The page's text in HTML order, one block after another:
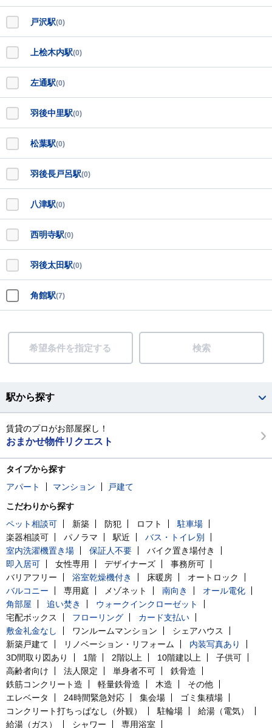
戸沢駅(0)
上桧木内駅(0)
左通駅(0)
羽後中里駅(0)
松葉駅(0)
羽後長戸呂駅(0)
八津駅(0)
西明寺駅(0)
羽後太田駅(0)
角館駅(7)
希望条件を指定する 検索
駅から探す
賃貸のプロがお部屋探し！
おまかせ物件リクエスト
タイプから探す
アパート
マンション
戸建て
こだわりから探す
ペット相談可
新築 防犯 ロフト
駐車場
楽器相談可
パノラマ 駅近
バス・トイレ別
室内洗濯機置き場
保証人不要
バイク置き場付き
即入居可
女性専用 デザイナーズ
事務所可
バリアフリー
浴室乾燥機付き 床暖房
オートロック
バルコニー
専用庭 メゾネット 南向き
オール電化
角部屋
追い焚き
ウォークインクローゼット
宅配ボックス
フローリング
カード支払い
敷金礼金なし
ワンルームマンション
シェアハウス
新築戸建て
リノベーション・リフォーム
内装写真あり
3D間取り図あり
1階 2階以上 10階建以上
子供可
高齢者向け
法人限定 単身者不可
鉄骨造
鉄筋コンクリート造
軽量鉄骨造 木造
その他
エレベータ
24時間緊急対応 集会場
ゴミ集積場
コンクリート打ちっぱなし（外観）
駐輪場
給湯（電気）
給湯（ガス）
シャワー
専用浴室